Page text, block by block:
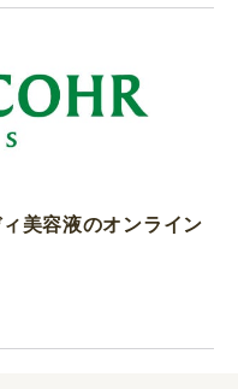
美容液のオンライン